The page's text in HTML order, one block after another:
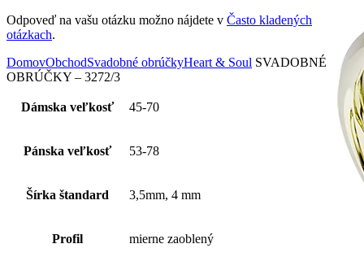
Odpoveď na vašu otázku možno nájdete v Často kladených
otázkach.
DomovObchodSvadobné obrúčkyHeart & Soul SVADOBNÉ
OBRÚČKY – 3272/3
Dámska veľkosť 45-70
Pánska veľkosť 53-78
Šírka štandard 3,5mm, 4 mm
Profil mierne zaoblený